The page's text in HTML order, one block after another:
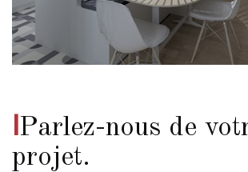
IParlez-nous de
projet.